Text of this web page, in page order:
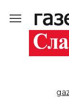
содержанию